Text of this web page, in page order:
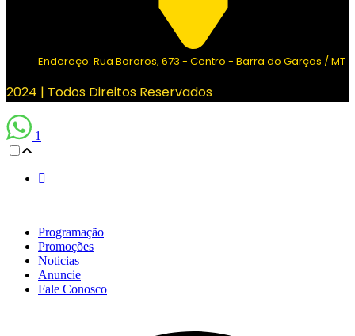
Endereço: Rua Bororos, 673 - Centro - Barra do Garças / MT
2024 | Todos Direitos Reservados
1
Programação
Promoções
Noticias
Anuncie
Fale Conosco